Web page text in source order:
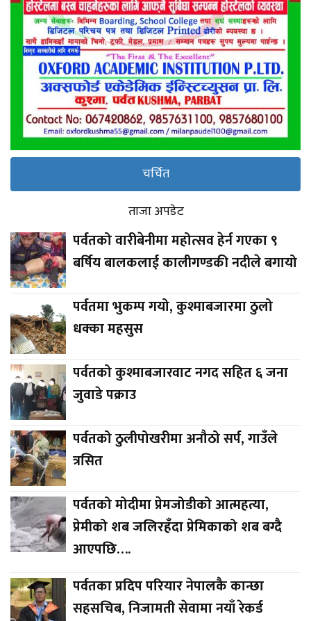
चर्चित
ताजा अपडेट
पर्वतको वारीबेनीमा महोत्सव हेर्न गएका ९
बर्षिय बालकलाई कालीगण्डकी नदीले बगायो
पर्वतमा भुकम्प गयो, कुश्माबजारमा ठुलो
धक्का महसुस
पर्वतको कुश्माबजारवाट नगद सहित ६ जना
जुवाडे पक्राउ
पर्वतको ठुलीपोखरीमा अनौठो सर्प, गाउँले
त्रसित
पर्वतको मोदीमा प्रेमजोडीको आत्महत्या,
प्रेमीको शब जलिरहँदा प्रेमिकाको शब बग्दै
आएपछि….
पर्वतका प्रदिप परियार नेपालकै कान्छा
सहसचिब, निजामती सेवामा नयाँ रेकर्ड